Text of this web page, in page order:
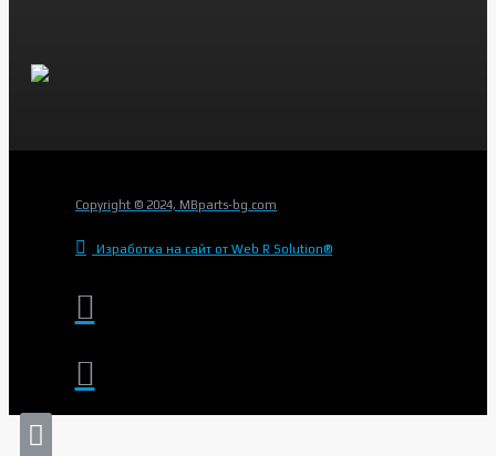
Copyright © 2024, MBparts-bg.com
Изработка на сайт от Web R Solution®